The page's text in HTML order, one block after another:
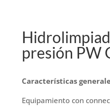
presión PW
Características
Equipamiento con